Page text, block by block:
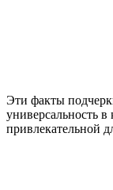
Эти факты
универсальность
привлекательной